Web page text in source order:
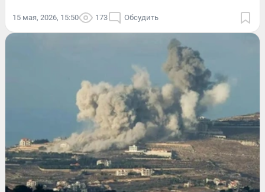
15 мая, 2026, 15:50 173 Обсудить